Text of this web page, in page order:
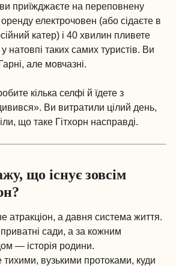
ви приїжджаєте на переповнену
електрочовен (або сідаєте в
катер) і 40 хвилин пливете
натовпі таких самих туристів. Ви
але мовчазні.
кілька селфі й їдете з
Ви витратили цілий день,
що таке Гітхорн насправді.
що існує зовсім
атракціон, а давня система життя.
сади, а за кожним
— історія родини.
вузькими протоками, куди